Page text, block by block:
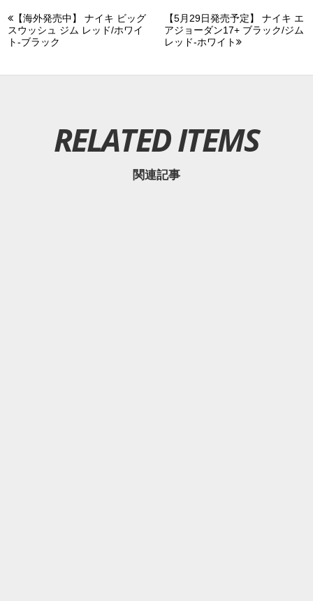
【海外発売中】 ナイキ ビッグ
スウッシュ ジム レッド/ホワイ
ト-ブラック
【5月29日発売予定】 ナイキ エ
アジョーダン17+ ブラック/ジム
レッド-ホワイト
RELATED ITEMS
関連記事